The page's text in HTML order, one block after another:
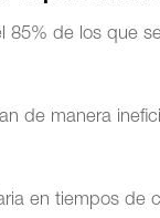
85% de los que
de manera
en tiempos de